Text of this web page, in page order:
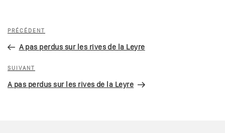
Navigation
l’article
Article
précédent
PRÉCÉDENT
A pas perdus sur les rives de la Leyre
Article
suivant
SUIVANT
A pas perdus sur les rives de la Leyre